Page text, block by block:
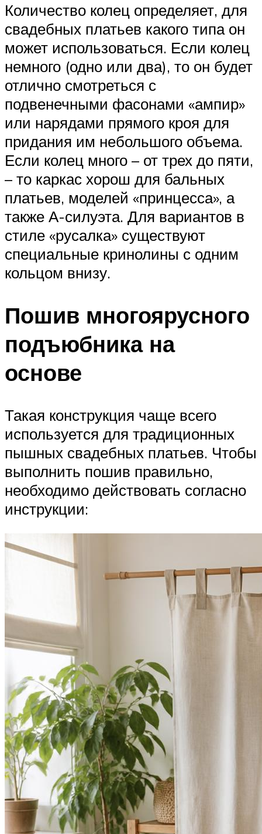
Количество колец определяет, для
свадебных платьев какого типа он
может использоваться. Если колец
немного (одно или два), то он будет
отлично смотреться с
подвенечными фасонами «ампир»
или нарядами прямого кроя для
придания им небольшого объема.
Если колец много – от трех до пяти,
– то каркас хорош для бальных
платьев, моделей «принцесса», а
также А-силуэта. Для вариантов в
стиле «русалка» существуют
специальные кринолины с одним
кольцом внизу.
Пошив многоярусного
подъюбника на
основе
Такая конструкция чаще всего
используется для традиционных
пышных свадебных платьев. Чтобы
выполнить пошив правильно,
необходимо действовать согласно
инструкции: